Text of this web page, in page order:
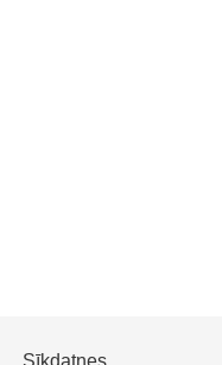
Sīkdatnes